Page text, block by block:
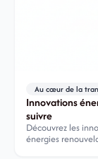
Au cœur de la
Innovations
suivre
Découvrez les
énergies